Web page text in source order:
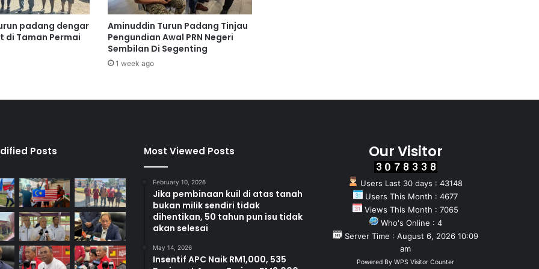
g
a
b
t
u
a
n
padang dengar
di Taman Permai
Aminuddin Turun Padang Tinjau
Pengundian Awal PRN Negeri
Sembilan Di Segenting
1 week ago
Posts Most Viewed Posts
February 10, 2026
Jika pembinaan kuil di atas tanah
bukan milik sendiri tidak
dihentikan, 50 tahun pun isu tidak
akan selesai
May 14, 2026
Insentif APC Naik RM1,000, 535
Our Visitor
Users Last 30 days : 43148
Users This Month : 4677
Views This Month : 7065
Who's Online : 4
Server Time : August 6, 2026 10:09
am
Powered By WPS Visitor Counter